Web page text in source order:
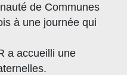
de Communes
à une journée qui
a accueilli une